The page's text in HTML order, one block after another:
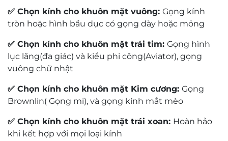
chiếc gọng ổn định nhưng không gây nặng mặt
hay tạo áp lực lên sống mũi và vành tai.
Thiết kế đệm mũi điều chỉnh
giúp kính dễ dàng
cân chỉnh theo từng dáng mũi, tăng độ ôm và hạn
chế trượt khi sử dụng. Với những khách hàng có
yêu cầu cao về độ vừa vặn, đây là chi tiết rất quan
trọng, đặc biệt khi lắp tròng kính có độ hoặc tròng
kính cao cấp.
Thông số kỹ thuật
✅ Chọn kính cho khuôn mặt vuông: Gọng kính
tròn hoặc hình bầu dục có gọng dày hoặc mỏng
✅ Chọn kính cho khuôn mặt trái tim: Gọng hình
lục lăng(đa giác) và kiểu phi công(Aviator), gọng
vuông chữ nhật
✅ Chọn kính cho khuôn mặt Kim cương: Gọng
Brownlin( Gọng mi), và gọng kính mắt mèo
✅ Chọn kính cho khuôn mặt trái xoan: Hoàn hảo
khi kết hợp với mọi loại kính